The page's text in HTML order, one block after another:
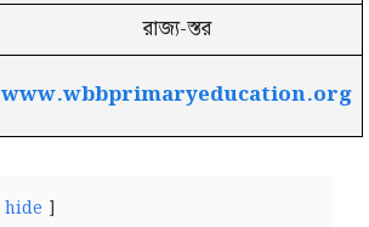
রাজ্য-স্তর
www.wbbprimaryeducation.org
hide